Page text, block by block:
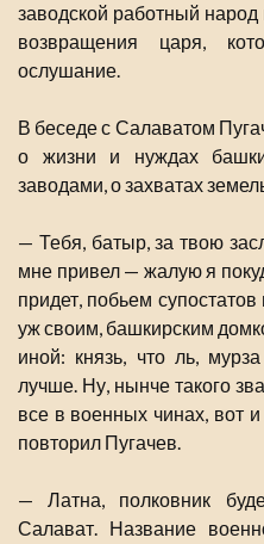
заводской работный
возвращения царя,
ослушание.
В беседе с Салаватом
о жизни и нуждах
заводами, о захватах
— Тебя, батыр, за твою
мне привел — жалую я
придет, побьем
уж своим, башкирским
иной: князь, что ль,
лучше. Ну, нынче такого
все в военных чинах, вот
повторил Пугачев.
— Латна, полковник
Салават. Название